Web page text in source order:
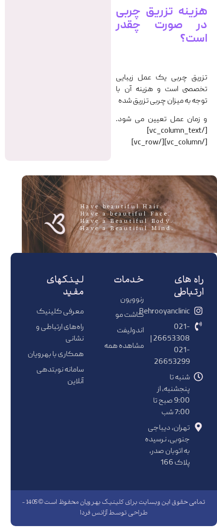
هزینه تزریق چربی
در صورت چقدر
است؟
تزریق چربی یک عمل زیبایی
تخصصی است و هزینه آن با
توجه به میزان چربی تزریق شده
و زمان عمل تعیین می شود.
[/vc_column_text]
[/vc_column][/vc_row]
.Have beautiful Hair
.Have a beautiful Face
.Have a Beautiful Body
.Have a Beautiful Mind
راه های
ارتباطی
Behrooyanclinic
021-
26653308 |
021-
26653299
شنبه تا
پنجشنبه، از
9:00 صبح تا
7:00 شب
تهران، دیباجی
جنوبی، نرسیده
به اتوبان صدر،
پلاک 166
خدمات
رنوویون
کاشت مو
اندولیفت
مشاهده همه
لینکهای
مفید
معرفی کلینیک
راه‌های ارتباطی و
نشانی
همکاری با بهرویان
سامانه نوبتدهی
آنلاین
تمامی حقوق این وبسایت برای کلینیک بهرویان محفوظ است © 1405 -
طراحی توسطآژانس فردا